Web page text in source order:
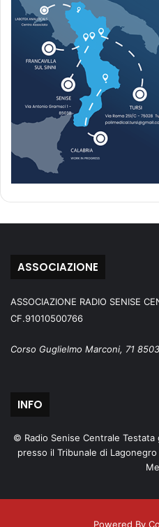
ASSOCIAZIONE
ASSOCIAZIONE RADIO SENISE
CF.91010500766
Corso Guglielmo Marconi, 71
INFO
© Radio Senise Centrale
presso il Tribunale di
Powered By